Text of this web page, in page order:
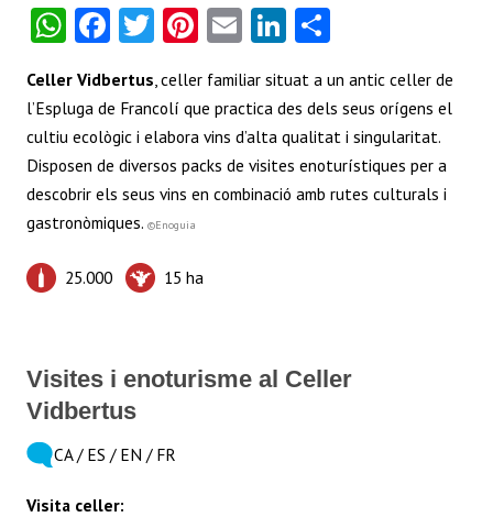
W
ts
A
p
p
Fa
b
o
o
k
T
itt
er
Pi
er
es
t
E
ai
l
Li
e
dI
n
re
Celler Vidbertus , celler familiar situat a un antic celler de
l’Espluga de Francolí que practica des dels seus orígens el
cultiu ecològic i elabora vins d’alta qualitat i singularitat.
Disposen de diversos packs de visites enoturístiques per a
descobrir els seus vins en combinació amb rutes culturals i
gastronòmiques. ©Enoguia
25.000 15 ha
Visites i enoturisme al Celler
Vidbertus
CA / ES / EN / FR
Visita celler: